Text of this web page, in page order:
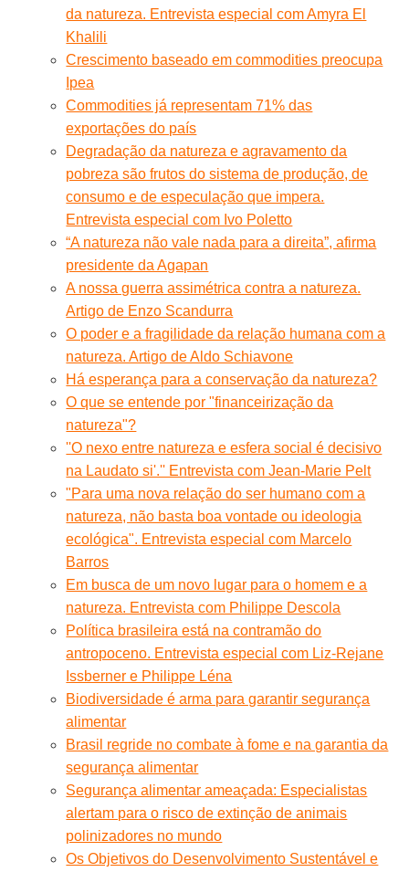
da natureza. Entrevista especial com Amyra El
Khalili
Crescimento baseado em commodities preocupa
Ipea
Commodities já representam 71% das
exportações do país
Degradação da natureza e agravamento da
pobreza são frutos do sistema de produção, de
consumo e de especulação que impera.
Entrevista especial com Ivo Poletto
“A natureza não vale nada para a direita”, afirma
presidente da Agapan
A nossa guerra assimétrica contra a natureza.
Artigo de Enzo Scandurra
O poder e a fragilidade da relação humana com a
natureza. Artigo de Aldo Schiavone
Há esperança para a conservação da natureza?
O que se entende por "financeirização da
natureza"?
''O nexo entre natureza e esfera social é decisivo
na Laudato si'.'' Entrevista com Jean-Marie Pelt
"Para uma nova relação do ser humano com a
natureza, não basta boa vontade ou ideologia
ecológica". Entrevista especial com Marcelo
Barros
Em busca de um novo lugar para o homem e a
natureza. Entrevista com Philippe Descola
Política brasileira está na contramão do
antropoceno. Entrevista especial com Liz-Rejane
Issberner e Philippe Léna
Biodiversidade é arma para garantir segurança
alimentar
Brasil regride no combate à fome e na garantia da
segurança alimentar
Segurança alimentar ameaçada: Especialistas
alertam para o risco de extinção de animais
polinizadores no mundo
Os Objetivos do Desenvolvimento Sustentável e